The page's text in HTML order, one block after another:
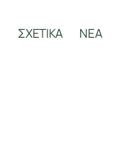
ΣΧΕΤΙΚΑ ΝΕΑ